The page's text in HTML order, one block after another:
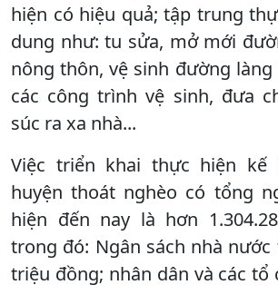
hiện có hiệu quả; tập trung
dung như: tu sửa, mở mới
nông thôn, vệ sinh đường
các công trình vệ sinh, đưa
súc ra xa nhà...
Việc triển khai thực hiện kế
huyện thoát nghèo có tổng
hiện đến nay là hơn
trong đó: Ngân sách nhà nước
triệu đồng; nhân dân và các tổ